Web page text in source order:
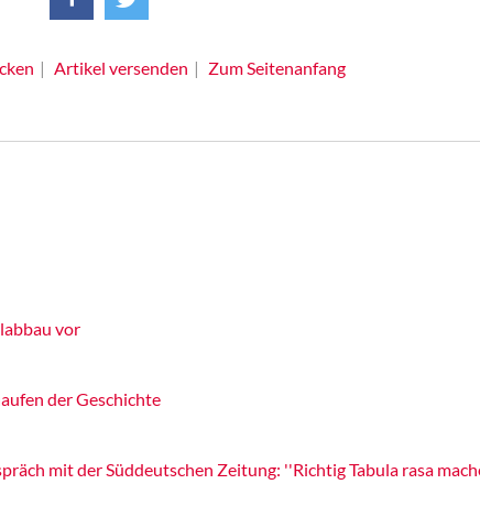
Artikel versenden Zum Seitenanfang
vor
der Geschichte
mit der Süddeutschen Zeitung: ''Richtig Tabula rasa